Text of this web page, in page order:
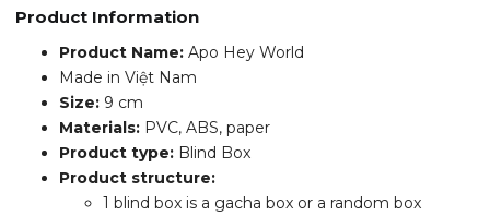
Product Information
Product Name: Apo Hey World
Made in Việt Nam
Size: 9 cm
Materials: PVC, ABS, paper
Product type: Blind Box
Product structure:
1 blind box is a gacha box or a random box